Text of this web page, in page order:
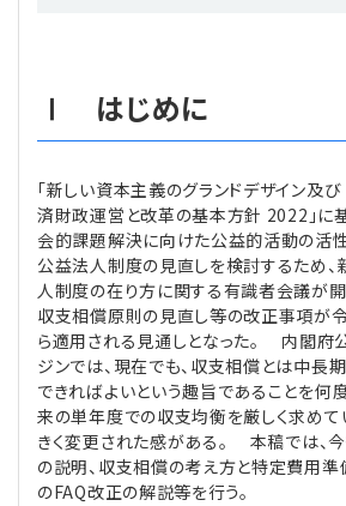
【連載】労務管理の歩き方
【連載】IT実務一問一答
Ⅰ はじめに
「新しい資本主義のグランドデザイン及
済財政運営と改革の基本方針 2022」に
会的課題解決に向けた公益的活動の活
公益法人制度の見直しを検討するため、
人制度の在り方に関する有識者会議が開
収支相償原則の見直し等の改正事項が
ら適用される見通しとなった。 内閣府
ジンでは、現在でも、収支相償とは中長
できればよいという趣旨であることを何
来の単年度での収支均衡を厳しく求め
きく変更された感がある。 本稿では、
の説明、収支相償の考え方と特定費用準
のFAQ改正の解説等を行う。